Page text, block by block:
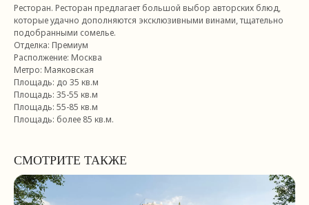
Ресторан. Ресторан предлагает большой выбор авторских блюд,
которые удачно дополняются эксклюзивными винами, тщательно
подобранными сомелье.
Отделка: Премиум
Располжение: Москва
Метро: Маяковская
Площадь: до 35 кв.м
Площадь: 35-55 кв.м
Площадь: 55-85 кв.м
Площадь: более 85 кв.м.
СМОТРИТЕ ТАКЖЕ
+ 7 (985) 695 79 48
с 9:00 до 20:00 мск
Заказать звонок
Москва, Пресненская наб.,
д 6, стр 2 (Москва Сити,
Башня Империя)